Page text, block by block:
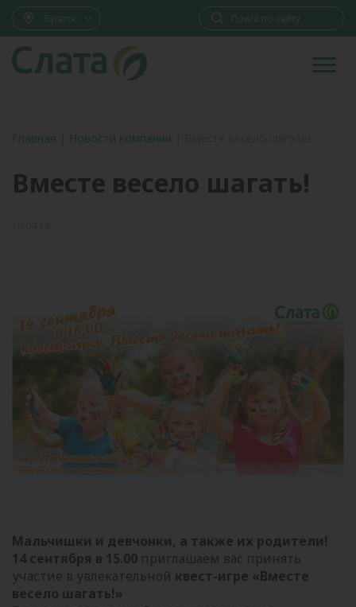
Братск
Главная Новости компании
Вместе весело шагать!
Мальчишки и девчонки, а также их родители!
14 сентября в 15.00 приглашаем вас принять
участие в увлекательной квест-игре «Вместе
весело шагать!»